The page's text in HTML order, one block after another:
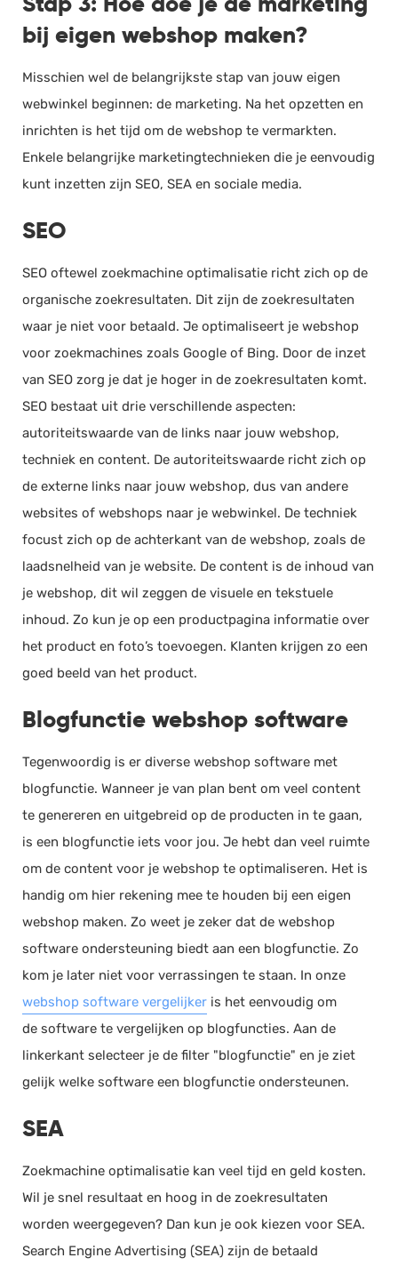
bij eigen webshop maken?
Misschien wel de belangrijkste stap van jouw eigen
webwinkel beginnen: de marketing. Na het opzetten en
inrichten is het tijd om de webshop te vermarkten.
Enkele belangrijke marketingtechnieken die je eenvoudig
kunt inzetten zijn SEO, SEA en sociale media.
SEO
SEO oftewel zoekmachine optimalisatie richt zich op de
organische zoekresultaten. Dit zijn de zoekresultaten
waar je niet voor betaald. Je optimaliseert je webshop
voor zoekmachines zoals Google of Bing. Door de inzet
van SEO zorg je dat je hoger in de zoekresultaten komt.
SEO bestaat uit drie verschillende aspecten:
autoriteitswaarde van de links naar jouw webshop,
techniek en content. De autoriteitswaarde richt zich op
de externe links naar jouw webshop, dus van andere
websites of webshops naar je webwinkel. De techniek
focust zich op de achterkant van de webshop, zoals de
laadsnelheid van je website. De content is de inhoud van
je webshop, dit wil zeggen de visuele en tekstuele
inhoud. Zo kun je op een productpagina informatie over
het product en foto’s toevoegen. Klanten krijgen zo een
goed beeld van het product.
Blogfunctie webshop software
Tegenwoordig is er diverse webshop software met
blogfunctie. Wanneer je van plan bent om veel content
te genereren en uitgebreid op de producten in te gaan,
is een blogfunctie iets voor jou. Je hebt dan veel ruimte
om de content voor je webshop te optimaliseren. Het is
handig om hier rekening mee te houden bij een eigen
webshop maken. Zo weet je zeker dat de webshop
software ondersteuning biedt aan een blogfunctie. Zo
kom je later niet voor verrassingen te staan. In onze
webshop software vergelijker is het eenvoudig om
de software te vergelijken op blogfuncties. Aan de
linkerkant selecteer je de filter "blogfunctie" en je ziet
gelijk welke software een blogfunctie ondersteunen.
SEA
Zoekmachine optimalisatie kan veel tijd en geld kosten.
Wil je snel resultaat en hoog in de zoekresultaten
worden weergegeven? Dan kun je ook kiezen voor SEA.
Search Engine Advertising (SEA) zijn de betaald